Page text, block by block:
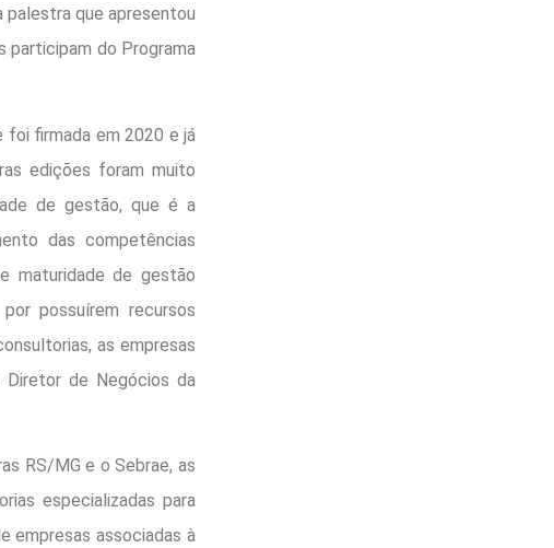
palestra que apresentou
participam do Programa
firmada em 2020 e já
edições foram muito
de gestão, que é a
das competências
maturidade de gestão
possuírem recursos
as empresas
Diretor de Negócios da
RS/MG e o Sebrae, as
especializadas para
empresas associadas à